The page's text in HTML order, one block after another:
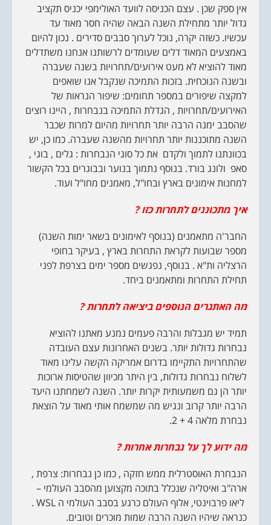
אין ספק שכן . עצם הכניסה לוועד האולימפי יכניס תקציב
גדול יותר מתחילת השנה הבאה שהיה חסר מאוד עד
עכשיו. כשזה יקרה, נוכל לערוך סבבים סדירים . נכון להיום
באמצעים המאוד דלים שעומדים לרשותנו אנחנו משתדלים
מאוד להוציא לא מעט אירועים/תחרויות בשנה שעברה
ובשנה הנוכחית. בזכות התמיכה שנקבל אנו שואפים
למקצה שיפורים במספר תחומים: שיפור הנראות של
האירועים/תחרויות , הגדלת התמיכה בנבחרות , היינו רוצים
שהסבב ימנה הרבה יותר תחרויות מהיום למרות שכבר
השנה מתוכננות יותר תחרויות מהשנה שעברה. כמו כן, יש
בכוונתנו לתמוך ולקדם את כל סוגי הנבחרות : גלים , בוגי ,
סאפ ולונג בורד. בנוסף נתמוך בנוער ובבוגרים בכל הקשור
למחנות אימונים בארץ ובחו"ל, מאמנים מחו"ל ועוד.
איך מתכוננים לתחרות כזו ?
החבר'ה מתאמנים (בנוסף לאימונים בשאר ימות השנה)
מספר שבועות לקראת התחרות בארץ , בעיקר בחופי
הרצליה ות"א . בנוסף, נפגשים מספר ימים בצרפת לפני
תחילת התחרות ומתאמנים ביחד.
מה האתגרים הנוספים ביציאה לתחרות ?
תמיד יש מגבלות והרבה פעמים נמנע מאתנו להוציא
נבחרות גדולות יותר. בשנים האחרונות עצם העובדה
שהתחרויות התקיימו בדרום אמריקה הקשה עלינו מאוד
לשלוח נבחרות גדולות, בין היתר מכיוון שהטיסות ארוכות
יותר הן גם משמעותית יקרות יותר. השנה לשמחתנו היעד
הרבה יותר קרוב ונגיש מה שמשמח אותי מאוד על הוצאת
נבחרת מלאה 4 + 2.
מה ידוע לך על נבחרות אחרות ?
הנבחרת האוסטרלית ממש חזקה , כמו כן נבחרות: צרפת ,
ארה"ב ואיטליה שנכלל בתוכה מקצוען מהסבב העולמי –
ליאו פרבוינטי, אלוף העולם כרגע בסבב העולמי ה WSL .
כנראה שיהיו השנה הרבה שמות מוכרים וטובים.